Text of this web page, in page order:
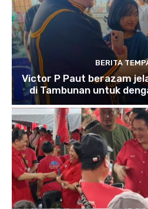
BERITA
Victor P Paut berazam
di Tambunan untuk